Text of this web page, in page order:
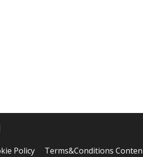
Policy Terms&Conditions